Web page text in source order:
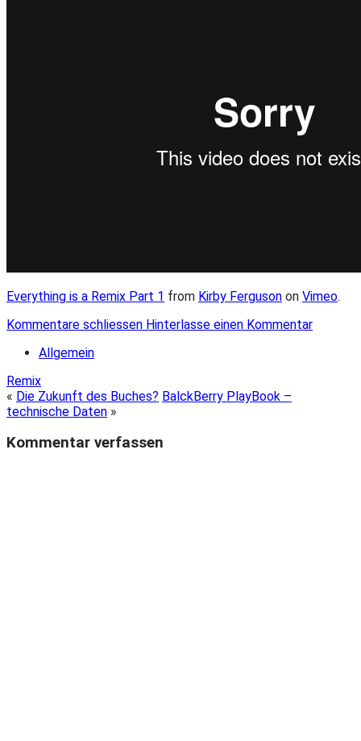
Everything is a Remix Part 1 from Kirby Ferguson on Vimeo.
Kommentare schliessen Hinterlasse einen Kommentar
Allgemein
Remix
« Die Zukunft des Buches? BalckBerry PlayBook –
technische Daten »
Kommentar verfassen